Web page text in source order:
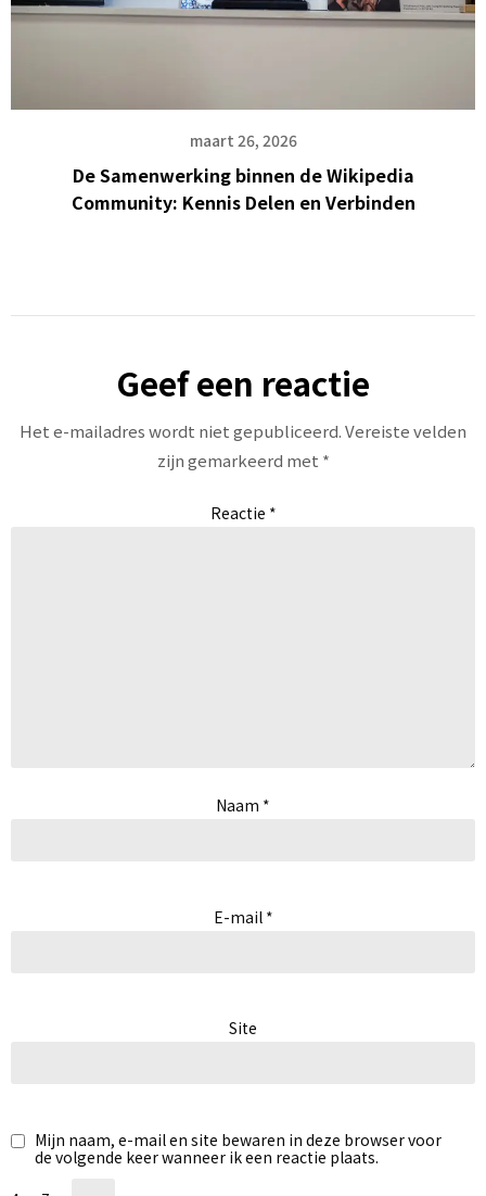
maart 26, 2026
De Samenwerking binnen de Wikipedia
Community: Kennis Delen en Verbinden
Geef een reactie
Het e-mailadres wordt niet gepubliceerd.Vereiste velden
zijn gemarkeerd met *
Reactie *
Naam *
E-mail *
Site
Mijn naam, e-mail en site bewaren in deze browser voor
de volgende keer wanneer ik een reactie plaats.